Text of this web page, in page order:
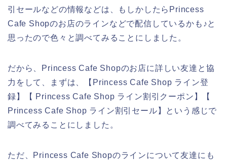
引セールなどの情報などは、もしかしたらPrincess
Cafe Shopのお店のラインなどで配信しているかも♪と
思ったので色々と調べてみることにしました。
だから、Princess Cafe Shopのお店に詳しい友達と協
力をして、まずは、【Princess Cafe Shop ライン登
録】【 Princess Cafe Shop ライン割引クーポン】【
Princess Cafe Shop ライン割引セール】という感じで
調べてみることにしました。
ただ、Princess Cafe Shopのラインについて友達にも